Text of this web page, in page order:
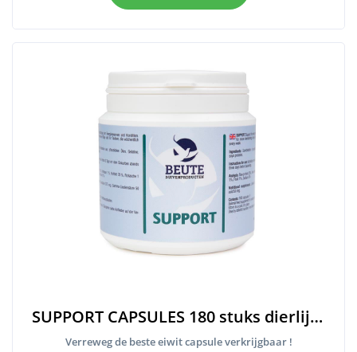
SUPPORT CAPSULES 180 stuks dierlijk eiwit
Verreweg de beste eiwit capsule verkrijgbaar !